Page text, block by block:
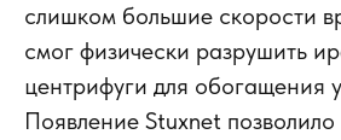
слишком большие скорости
смог физически разрушить
центрифуги для обогащения
Появление Stuxnet